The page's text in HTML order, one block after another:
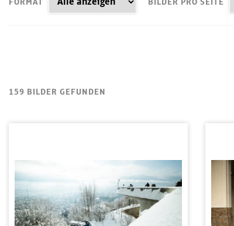
FORMAT BILDER PRO SEITE
159 BILDER GEFUNDEN